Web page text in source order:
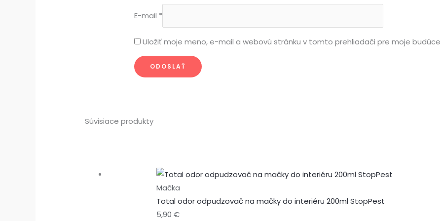
E-mail *
Uložiť moje meno, e-mail a webovú stránku v tomto prehliadači pre moje
Súvisiace produkty
Mačka
Total odor odpudzovač na mačky do interiéru 200ml StopPest
5,90€